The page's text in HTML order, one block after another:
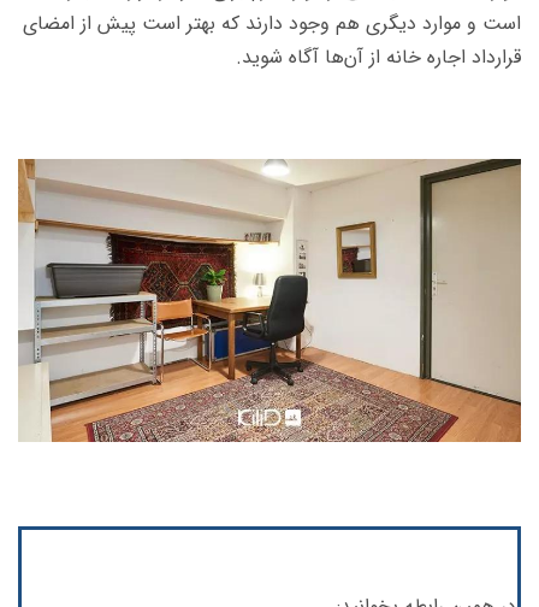
است و موارد دیگری هم وجود دارند که بهتر است پیش از امضای
قرارداد اجاره خانه از آن‌ها آگاه شوید.